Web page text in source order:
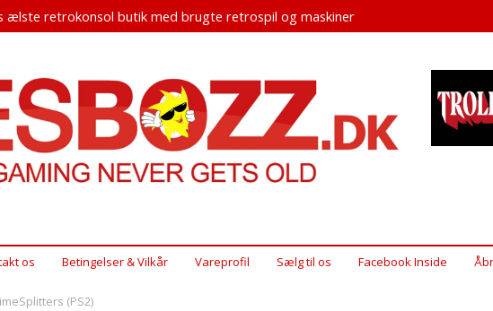
ælste retrokonsol butik med brugte retrospil og maskiner
os Betingelser & Vilkår Vareprofil Sælg til os Facebook Inside
(PS2)